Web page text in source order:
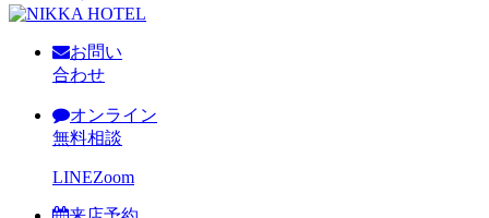
お問い
合わせ
オンライン
無料相談
LINEZoom